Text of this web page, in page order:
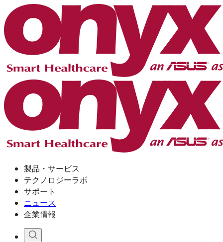
製品・サービス
テクノロジーラボ
サポート
ニュース
企業情報